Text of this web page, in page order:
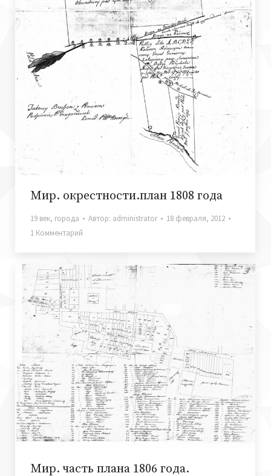
Мир. окрестности.план 1808 года
19 век, города Автор: administrator
18 февраля, 2012
1 Комментарий
Мир. часть плана 1806 года.